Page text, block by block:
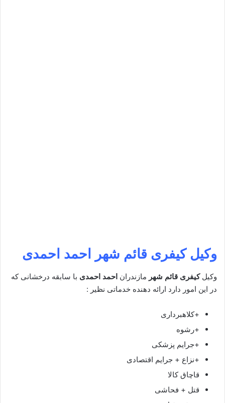
وکیل کیفری قائم شهر احمد احمدی
وکیلکیفری قائم شهر مازندران احمد احمدی با سابقه درخشانی که
در این امور دارد ارائه دهنده خدماتی نظیر :
+کلاهبرداری
+رشوه
+جرایم پزشکی
+نزاع + جرایم اقتصادی
قاچاق کالا
قتل + فحاشی